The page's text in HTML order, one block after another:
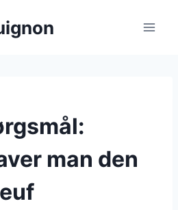
man den